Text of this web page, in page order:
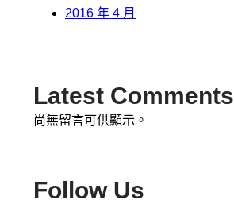
2016 年 4 月
Latest Comments
尚無留言可供顯示。
Follow Us